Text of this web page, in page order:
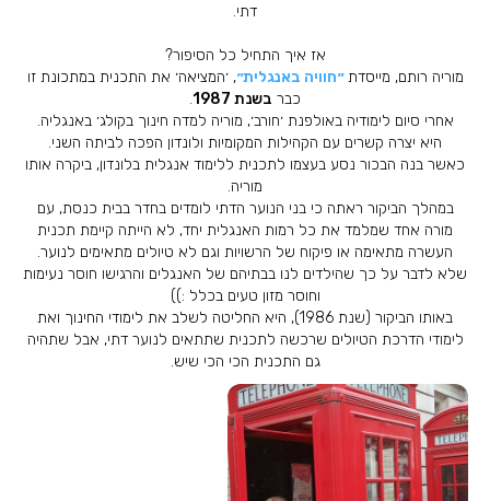
דתי.
אז איך התחיל כל הסיפור?
מוריה רותם, מייסדת״חוויה באנגלית״, ׳המציאה׳ את התכנית במתכונת זו
כבר בשנת 1987
.
אחרי סיום לימודיה באולפנת ׳חורב׳, מוריה למדה חינוך בקולג׳ באנגליה.
היא יצרה קשרים עם הקהילות המקומיות ולונדון הפכה לביתה השני.
כאשר בנה הבכור נסע בעצמו לתכנית ללימוד אנגלית בלונדון, ביקרה אותו
מוריה.
במהלך הביקור ראתה כי בני הנוער הדתי לומדים בחדר בבית כנסת, עם
מורה אחד שמלמד את כל רמות האנגלית יחד, לא הייתה קיימת תכנית
העשרה מתאימה או פיקוח של הרשויות וגם לא טיולים מתאימים לנוער.
שלא לדבר על כך שהילדים לנו בבתיהם של האנגלים והרגישו חוסר נעימות
וחוסר מזון טעים בכלל :))
באותו הביקור (שנת 1986), היא החליטה לשלב את לימודי החינוך ואת
לימודי הדרכת הטיולים שרכשה לתכנית שתתאים לנוער דתי, אבל שתהיה
גם התכנית הכי הכי שיש.